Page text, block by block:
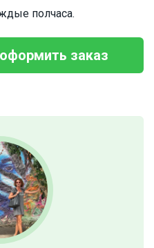
полчаса.
заказ